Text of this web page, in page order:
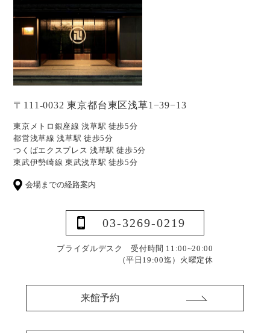
〒111-0032 東京都台東区浅草1−39−13
東京メトロ銀座線 浅草駅 徒歩5分
都営浅草線 浅草駅 徒歩5分
つくばエクスプレス 浅草駅 徒歩5分
東武伊勢崎線 東武浅草駅 徒歩5分
会場までの経路案内
03-3269-0219
ブライダルデスク 受付時間 11:00~20:00
（平日19:00迄） 火曜定休
来館予約